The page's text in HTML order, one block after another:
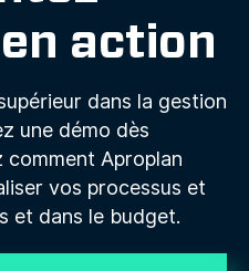
action
dans la gestion
une démo dès
comment Aproplan
vos processus et
et dans le budget.